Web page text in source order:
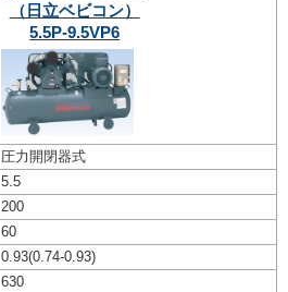
（日立ベビコン）
5.5P-9.5VP6
圧力開閉器式
5.5
200
60
0.93(0.74-0.93)
630